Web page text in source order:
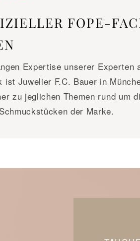
FOPE-
Expertise unserer Experten
ist Juwelier F.C. Bauer in
zu jeglichen Themen rund um
der Marke.